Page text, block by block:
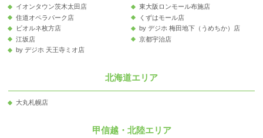
イオンタウン茨木太田店
東大阪ロンモール布施店
住道オペラパーク店
くずはモール店
ビオルネ枚方店
by デジホ 梅田地下（うめちか）店
江坂店
京都宇治店
by デジホ 天王寺ミオ店
北海道エリア
大丸札幌店
甲信越・北陸エリア